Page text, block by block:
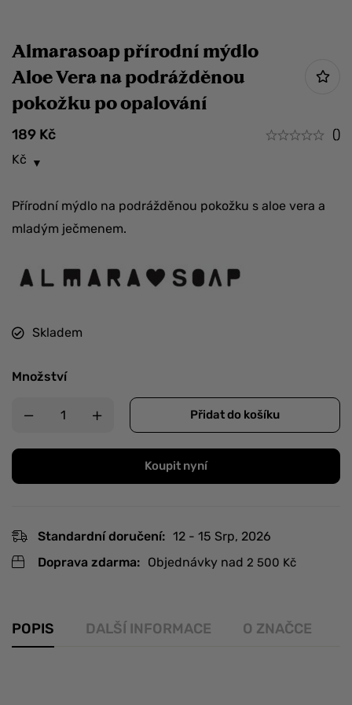
Almarasoap přírodní mýdlo
Aloe Vera na podrážděnou
pokožku po opalování
189 Kč
()
Kč
Přírodní mýdlo na podrážděnou pokožku s aloe vera a
mladým ječmenem.
Skladem
Množství
Přidat do košíku
Koupit nyní
Standardní doručení: 12 - 15 Srp, 2026
Doprava zdarma: Objednávky nad 2 500 Kč
POPIS DALŠÍ INFORMACE O ZNAČCE